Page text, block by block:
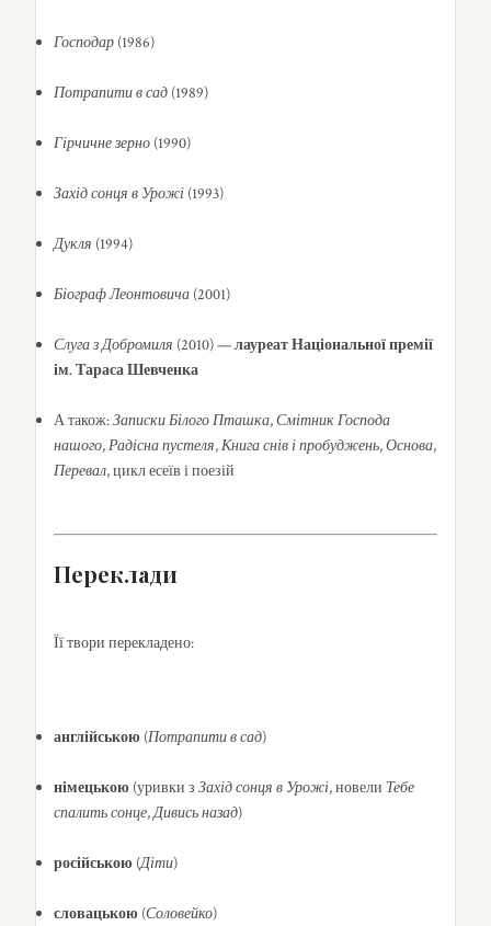
Господар (1986)
Потрапити в сад (1989)
Гірчичне зерно (1990)
Захід сонця в Урожі (1993)
Дукля (1994)
Біограф Леонтовича (2001)
Слуга з Добромиля (2010) —лауреат Національної премії
ім. Тараса Шевченка
А також:Записки Білого Пташка,Смітник Господа
нашого,Радісна пустеля,Книга снів і пробуджень,Основа,
Перевал, цикл есеїв і поезій
Переклади
Її твори перекладено:
англійською (Потрапити в сад)
німецькою (уривки з Захід сонця в Урожі, новели Тебе
спалить сонце,Дивись назад)
російською (Діти)
словацькою (Соловейко)